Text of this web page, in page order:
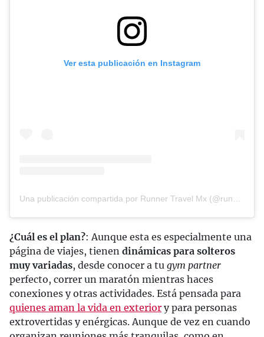
Ver esta publicación en Instagram
¿Cuál es el plan?: Aunque esta es especialmente una
página de viajes, tienen dinámicas para solteros
muy variadas, desde conocer a tu gym partner
perfecto, correr un maratón mientras haces
conexiones y otras actividades. Está pensada para
quienes aman la vida en exterior y para personas
extrovertidas y enérgicas. Aunque de vez en cuando